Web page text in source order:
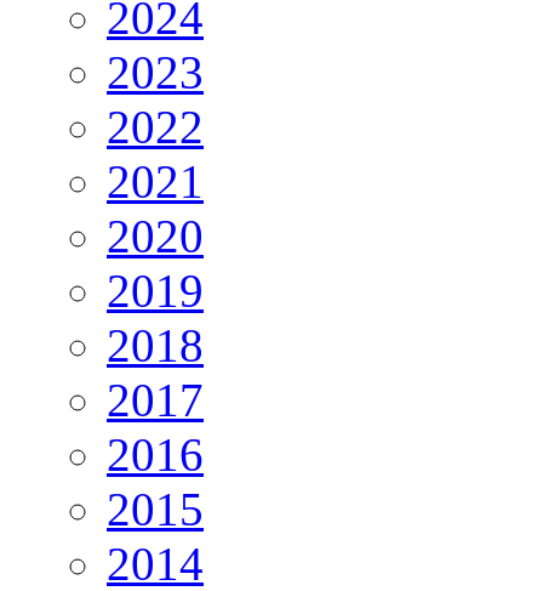
2024
2023
2022
2021
2020
2019
2018
2017
2016
2015
2014